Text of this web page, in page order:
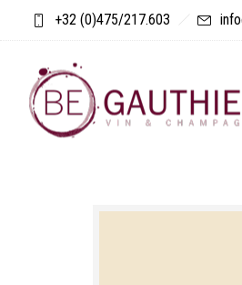
+32 (0)475/217.603